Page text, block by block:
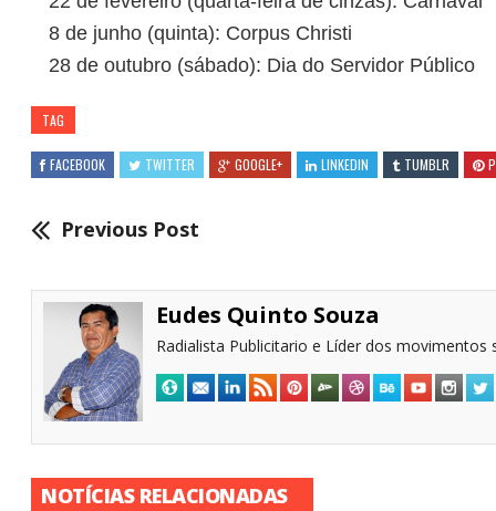
8 de junho (quinta): Corpus Christi
28 de outubro (sábado): Dia do Servidor Público
TAG
FACEBOOK TWITTER GOOGLE+ LINKEDIN TUMBLR
Previous Post
Eudes Quinto Souza
Radialista Publicitario e Líder dos movimentos
NOTÍCIAS RELACIONADAS